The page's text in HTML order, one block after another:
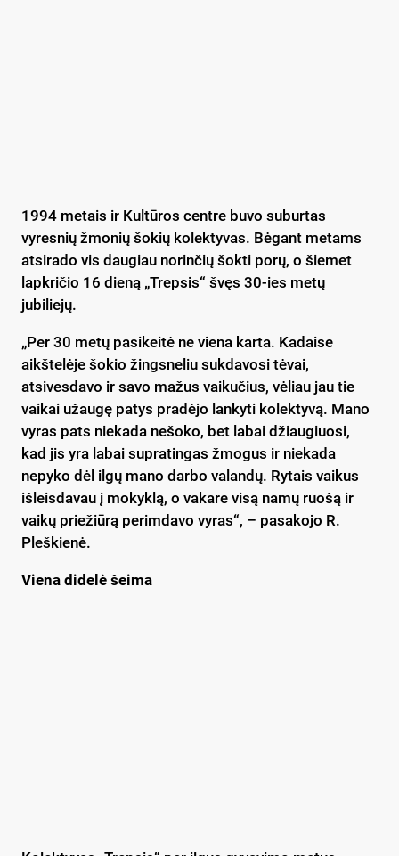
1994 metais ir Kultūros centre buvo suburtas
vyresnių žmonių šokių kolektyvas. Bėgant metams
atsirado vis daugiau norinčių šokti porų, o šiemet
lapkričio 16 dieną „Trepsis“ švęs 30-ies metų
jubiliejų.
„Per 30 metų pasikeitė ne viena karta. Kadaise
aikštelėje šokio žingsneliu sukdavosi tėvai,
atsivesdavo ir savo mažus vaikučius, vėliau jau tie
vaikai užaugę patys pradėjo lankyti kolektyvą. Mano
vyras pats niekada nešoko, bet labai džiaugiuosi,
kad jis yra labai supratingas žmogus ir niekada
nepyko dėl ilgų mano darbo valandų. Rytais vaikus
išleisdavau į mokyklą, o vakare visą namų ruošą ir
vaikų priežiūrą perimdavo vyras“, – pasakojo R.
Pleškienė.
Viena didelė šeima